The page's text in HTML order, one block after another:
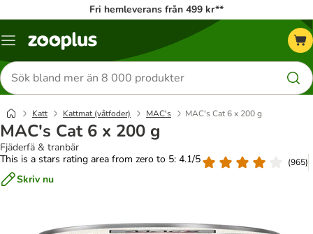
Fri hemleverans från 499 kr**
Katalogmeny
Sök
efter
produkter
Katt Kattmat (våtfoder) MAC's MAC's Cat 6 x 200 g
MAC's Cat 6 x 200 g
Fjäderfä & tranbär
This is a stars rating area from zero to 5: 4.1/5
(965)
Skriv nu